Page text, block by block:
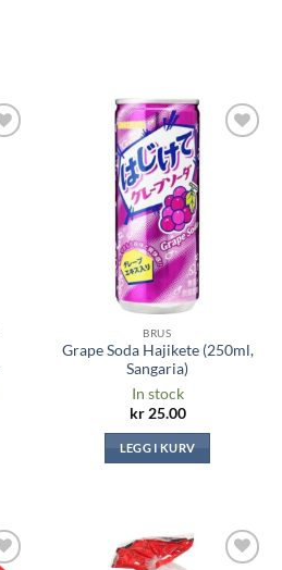
ønskeliste
BRUS
Grape Soda Hajikete (250ml,
Sangaria)
In stock
kr25.00
LEGG I KURV